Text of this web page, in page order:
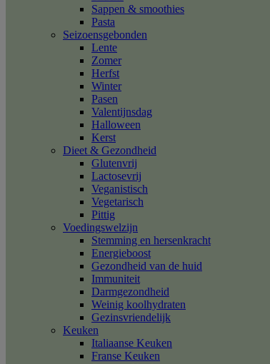
Sappen & smoothies
Pasta
Seizoensgebonden
Lente
Zomer
Herfst
Winter
Pasen
Valentijnsdag
Halloween
Kerst
Dieet & Gezondheid
Glutenvrij
Lactosevrij
Veganistisch
Vegetarisch
Pittig
Voedingswelzijn
Stemming en hersenkracht
Energieboost
Gezondheid van de huid
Immuniteit
Darmgezondheid
Weinig koolhydraten
Gezinsvriendelijk
Keuken
Italiaanse Keuken
Franse Keuken